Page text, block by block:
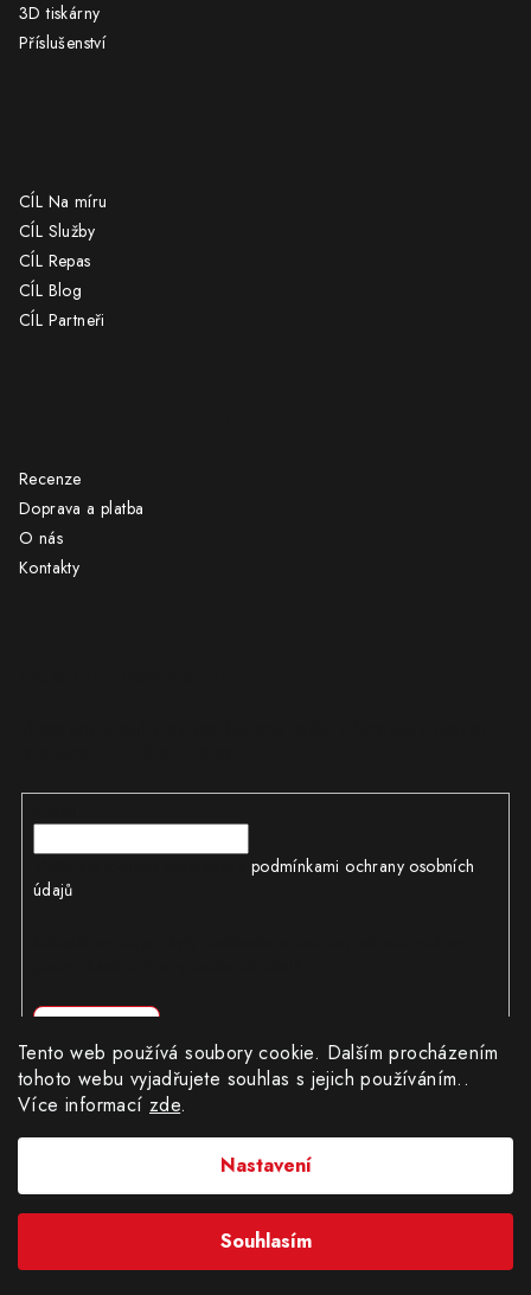
Tento web používá soubory cookie. Dalším procházením
tohoto webu vyjadřujete souhlas s jejich používáním..
Více informacízde.
Nastavení
Souhlasím
3D tiskárny
Příslušenství
CÍL Na míru
CÍL Služby
CÍL Repas
CÍL Blog
CÍL Partneři
Recenze
Doprava a platba
O nás
Kontakty
podmínkami ochrany osobních
údajů
Obchodní podmínky|Ochrana osobních údajů
Dědinská 896/19, Praha 16100.
Fyzická osoba zapsána v Živnostenském rejstříku.
Vytvořil Shoptet&PekneWeby